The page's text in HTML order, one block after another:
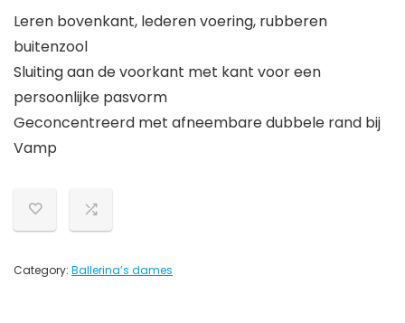
Leren bovenkant, lederen voering, rubberen
buitenzool
Sluiting aan de voorkant met kant voor een
persoonlijke pasvorm
Geconcentreerd met afneembare dubbele rand bij
Vamp
Category: Ballerina’s dames